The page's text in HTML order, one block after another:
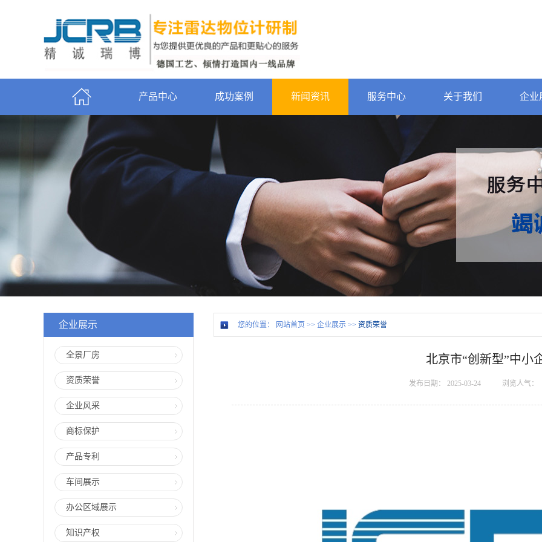
产品中心 成功案例 新闻资讯 服务中心 关于我们 企业
企业展示
全景厂房
资质荣誉
企业风采
商标保护
产品专利
车间展示
办公区域展示
知识产权
您的位置： 网站首页 >> 企业展示 >> 资质荣誉
北京市“创新型”中小
发布日期： 2025-03-24 浏览人气：